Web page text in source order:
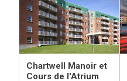
Chartwell Manoir et
Cours de l'Atrium